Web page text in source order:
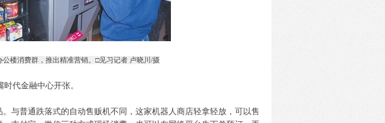
公楼消费群，推出精准营销。□见习记者 卢晓川/摄
代金融中心开张。
普通跌落式的自动售贩机不同，这家机器人商店轻拿轻放，可以售